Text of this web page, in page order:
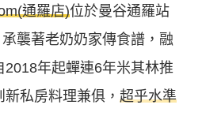
通羅店)位於曼谷通羅站
襲著老奶奶家傳食譜，融
年起蟬連6年米其林推
私房料理兼俱， 超乎水準